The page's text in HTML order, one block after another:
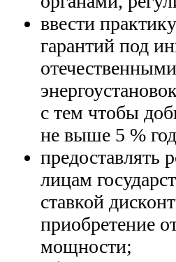
ввести
гарантий под
с тем чтобы
не выше 5 %
лицам
ставкой
приобретение
мощности;